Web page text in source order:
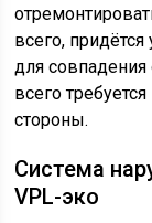
всего,
для совпадения
всего
стороны.
Система
VPL-эко